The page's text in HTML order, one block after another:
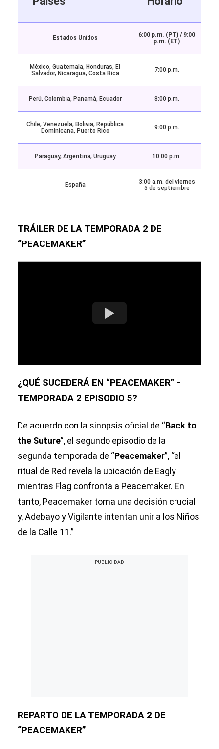
Estados Unidos
6:00 p.m. (PT) / 9:00
p.m. (ET)
México, Guatemala, Honduras, El
Salvador, Nicaragua, Costa Rica
7:00 p.m.
Perú, Colombia, Panamá, Ecuador 8:00 p.m.
Chile, Venezuela, Bolivia, República
Dominicana, Puerto Rico
9:00 p.m.
Paraguay, Argentina, Uruguay 10:00 p.m.
España
3:00 a.m. del viernes
5 de septiembre
TRÁILER DE LA TEMPORADA 2 DE
“PEACEMAKER”
¿QUÉ SUCEDERÁ EN “PEACEMAKER” -
TEMPORADA 2 EPISODIO 5?
De acuerdo con la sinopsis oficial de “Back to
the Suture”, el segundo episodio de la
segunda temporada de “Peacemaker”, “el
ritual de Red revela la ubicación de Eagly
mientras Flag confronta a Peacemaker. En
tanto, Peacemaker toma una decisión crucial
y, Adebayo y Vigilante intentan unir a los Niños
de la Calle 11.”
REPARTO DE LA TEMPORADA 2 DE
“PEACEMAKER”